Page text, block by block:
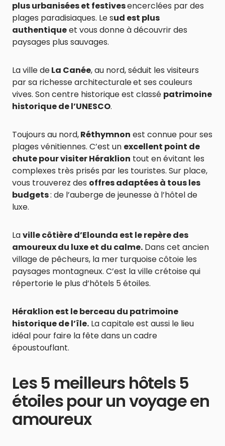
plus urbanisées et festivesencerclées par des
plages paradisiaques. Le sud est plus
authentiqueet vous donne à découvrir des
paysages plus sauvages.
La ville deLa Canée, au nord, séduit les visiteurs
par sa richesse architecturaleet ses couleurs
vives. Son centre historique est classé patrimoine
historique de l’UNESCO.
Toujours au nord,Réthymnon est connue pour ses
plages vénitiennes. C’est un excellent point de
chute pour visiter Héraklion tout en évitant les
complexes très prisés par les touristes. Sur place,
vous trouverez des offres adaptées à tous les
budgets: de l’auberge de jeunesse à l’hôtel de
luxe.
Laville côtière d’Elounda est le repère des
amoureux du luxe et du calme. Dans cet ancien
village de pêcheurs, la mer turquoise côtoie les
paysages montagneux. C’est la ville crétoise qui
répertorie le plus d’hôtels 5 étoiles.
Héraklion est le berceau du patrimoine
historique de l’île. La capitale est aussi le lieu
idéal pour faire la fête dans un cadre
époustouflant.
Les 5 meilleurs hôtels 5
étoiles pour un voyage en
amoureux